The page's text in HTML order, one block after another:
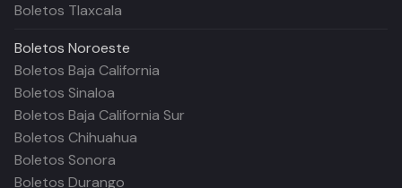
Boletos Tlaxcala
Boletos Noroeste
Boletos Baja California
Boletos Sinaloa
Boletos Baja California Sur
Boletos Chihuahua
Boletos Sonora
Boletos Durango